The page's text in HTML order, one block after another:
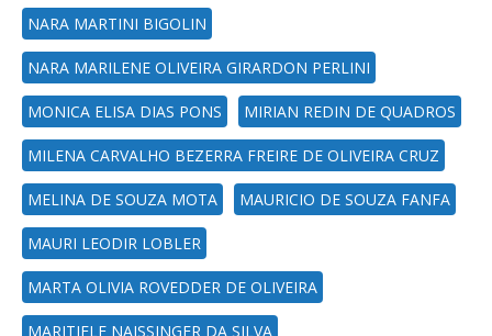
NARA MARTINI BIGOLIN
NARA MARILENE OLIVEIRA GIRARDON PERLINI
MONICA ELISA DIAS PONS MIRIAN REDIN DE QUADROS
MILENA CARVALHO BEZERRA FREIRE DE OLIVEIRA CRUZ
MELINA DE SOUZA MOTA MAURICIO DE SOUZA FANFA
MAURI LEODIR LOBLER
MARTA OLIVIA ROVEDDER DE OLIVEIRA
MARITIELE NAISSINGER DA SILVA